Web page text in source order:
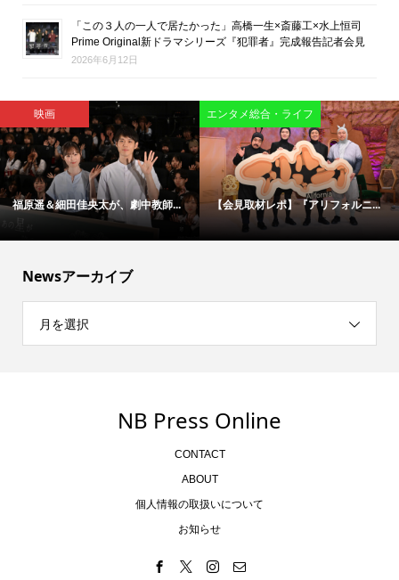
「この３人の一人で居たかった」高橋一生×斎藤工×水上恒司
Prime Original新ドラマシリーズ『犯罪者』完成報告記者会見
2026年6月12日
インタビュー
【インタビュー】映画版『ブルー...
映画
松村北斗＆今田美桜が“禁断のバデ...
Newsアーカイブ
月を選択
NB Press Online
CONTACT
ABOUT
個人情報の取扱いについて
お知らせ